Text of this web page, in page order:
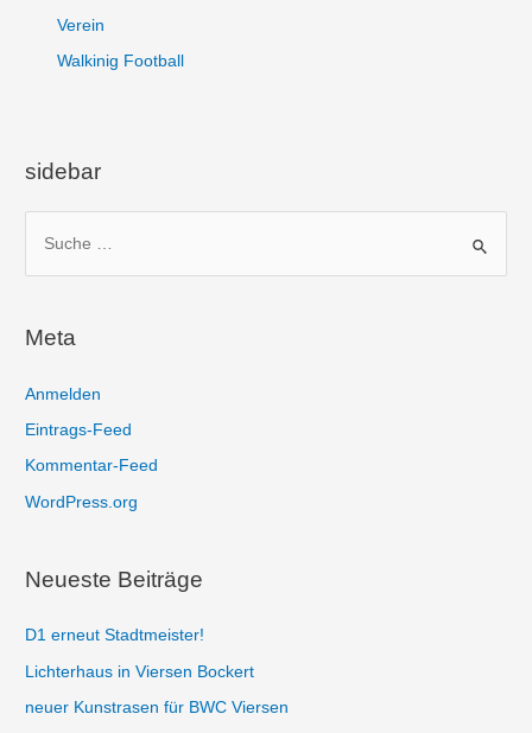
Verein
Walkinig Football
sidebar
n
Meta
Anmelden
Eintrags-Feed
Kommentar-Feed
WordPress.org
Neueste Beiträge
D1 erneut Stadtmeister!
Lichterhaus in Viersen Bockert
neuer Kunstrasen für BWC Viersen